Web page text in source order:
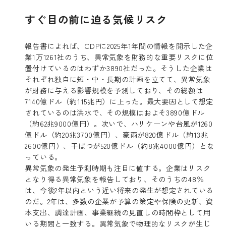
すぐ目の前に迫る気候リスク
報告書によれば、CDPに2025年1年間の情報を開示した企
業1万1261社のうち、異常気象を財務的な重要リスクに位
置付けているのはわずか3890社だった。そうした企業は
それぞれ独自に短・中・長期の計画を立てて、異常気象
が財務に与える影響規模を予測しており、その総額は
7140億ドル（約115兆円）に上った。最大要因として想定
されているのは洪水で、その規模はおよそ3890億ドル
（約62兆9000億円）。次いで、ハリケーンや台風が1260
億ドル（約20兆3700億円）、豪雨が820億ドル（約13兆
2600億円）、干ばつが520億ドル（約8兆4000億円）とな
っている。
異常気象の発生予測時期も注目に値する。企業はリスク
となり得る異常気象を報告しており、そのうちの48％
は、今後2年以内という近い将来の発生が想定されている
のだ。2年は、多数の企業が予算の策定や保険の更新、資
本支出、調達計画、事業継続の見直しの時間枠として用
いる期間と一致する。異常気象で物理的なリスクが生じ